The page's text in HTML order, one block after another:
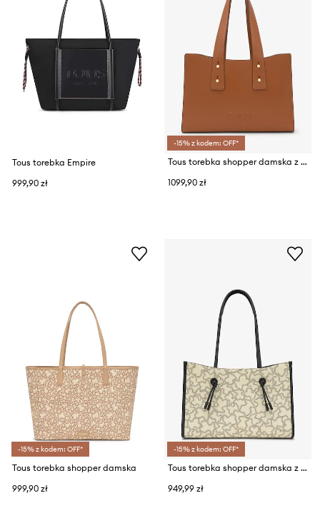
Tous torebka Empire
999,90 zł
-15% z kodem: OFF*
Tous torebka shopper damska z imitacji skóry
1099,90 zł
-15% z kodem: OFF*
Tous torebka shopper damska
999,90 zł
-15% z kodem: OFF*
Tous torebka shopper damska z imitacji skóry
949,99 zł